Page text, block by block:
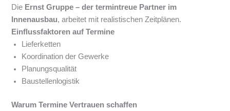
Die Ernst Gruppe – der termintreue Partner im
Innenausbau, arbeitet mit realistischen Zeitplänen.
Einflussfaktoren auf Termine
Lieferketten
Koordination der Gewerke
Planungsqualität
Baustellenlogistik
Warum Termine Vertrauen schaffen